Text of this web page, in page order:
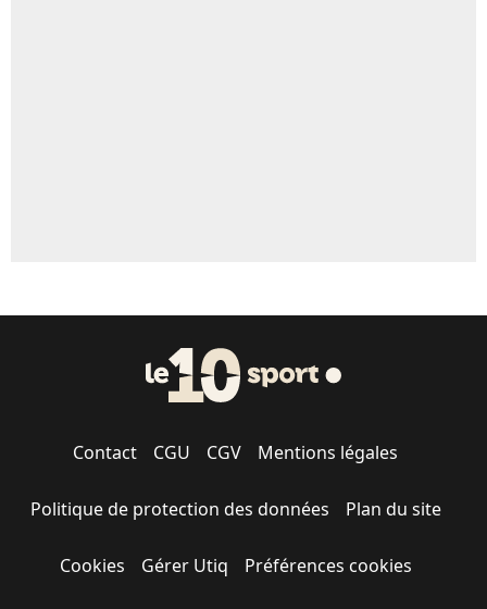
Contact CGU CGV Mentions légales
Politique de protection des données Plan du site
Cookies Gérer Utiq Préférences cookies